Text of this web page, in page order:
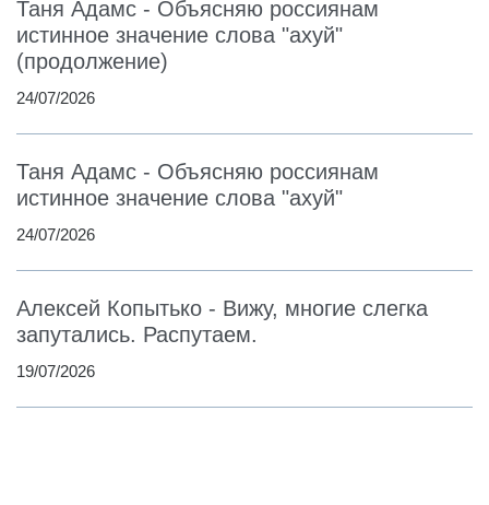
Таня Адамс - Объясняю россиянам
истинное значение слова "ахуй"
(продолжение)
24/07/2026
Таня Адамс - Объясняю россиянам
истинное значение слова "ахуй"
24/07/2026
Алексей Копытько - Вижу, многие слегка
запутались. Распутаем.
19/07/2026